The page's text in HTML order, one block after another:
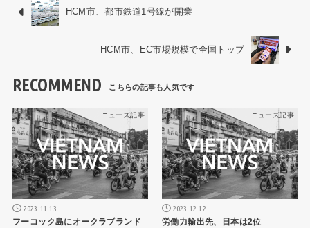
HCM市、都市鉄道1号線が開業
HCM市、EC市場規模で全国トップ
RECOMMEND
ニュース記事
2023.11.13
フーコック島にオークラブランド
ニュース記事
2023.12.12
労働力輸出先、日本は2位